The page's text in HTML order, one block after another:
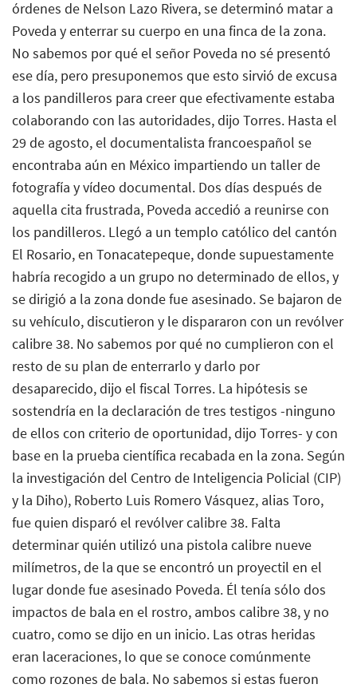
órdenes de Nelson Lazo Rivera, se determinó matar a
Poveda y enterrar su cuerpo en una finca de la zona.
No sabemos por qué el señor Poveda no sé presentó
ese día, pero presuponemos que esto sirvió de excusa
a los pandilleros para creer que efectivamente estaba
colaborando con las autoridades, dijo Torres. Hasta el
29 de agosto, el documentalista francoespañol se
encontraba aún en México impartiendo un taller de
fotografía y vídeo documental. Dos días después de
aquella cita frustrada, Poveda accedió a reunirse con
los pandilleros. Llegó a un templo católico del cantón
El Rosario, en Tonacatepeque, donde supuestamente
habría recogido a un grupo no determinado de ellos, y
se dirigió a la zona donde fue asesinado. Se bajaron de
su vehículo, discutieron y le dispararon con un revólver
calibre 38. No sabemos por qué no cumplieron con el
resto de su plan de enterrarlo y darlo por
desaparecido, dijo el fiscal Torres. La hipótesis se
sostendría en la declaración de tres testigos -ninguno
de ellos con criterio de oportunidad, dijo Torres- y con
base en la prueba científica recabada en la zona. Según
la investigación del Centro de Inteligencia Policial (CIP)
y la Diho), Roberto Luis Romero Vásquez, alias Toro,
fue quien disparó el revólver calibre 38. Falta
determinar quién utilizó una pistola calibre nueve
milímetros, de la que se encontró un proyectil en el
lugar donde fue asesinado Poveda. Él tenía sólo dos
impactos de bala en el rostro, ambos calibre 38, y no
cuatro, como se dijo en un inicio. Las otras heridas
eran laceraciones, lo que se conoce comúnmente
como rozones de bala. No sabemos si estas fueron